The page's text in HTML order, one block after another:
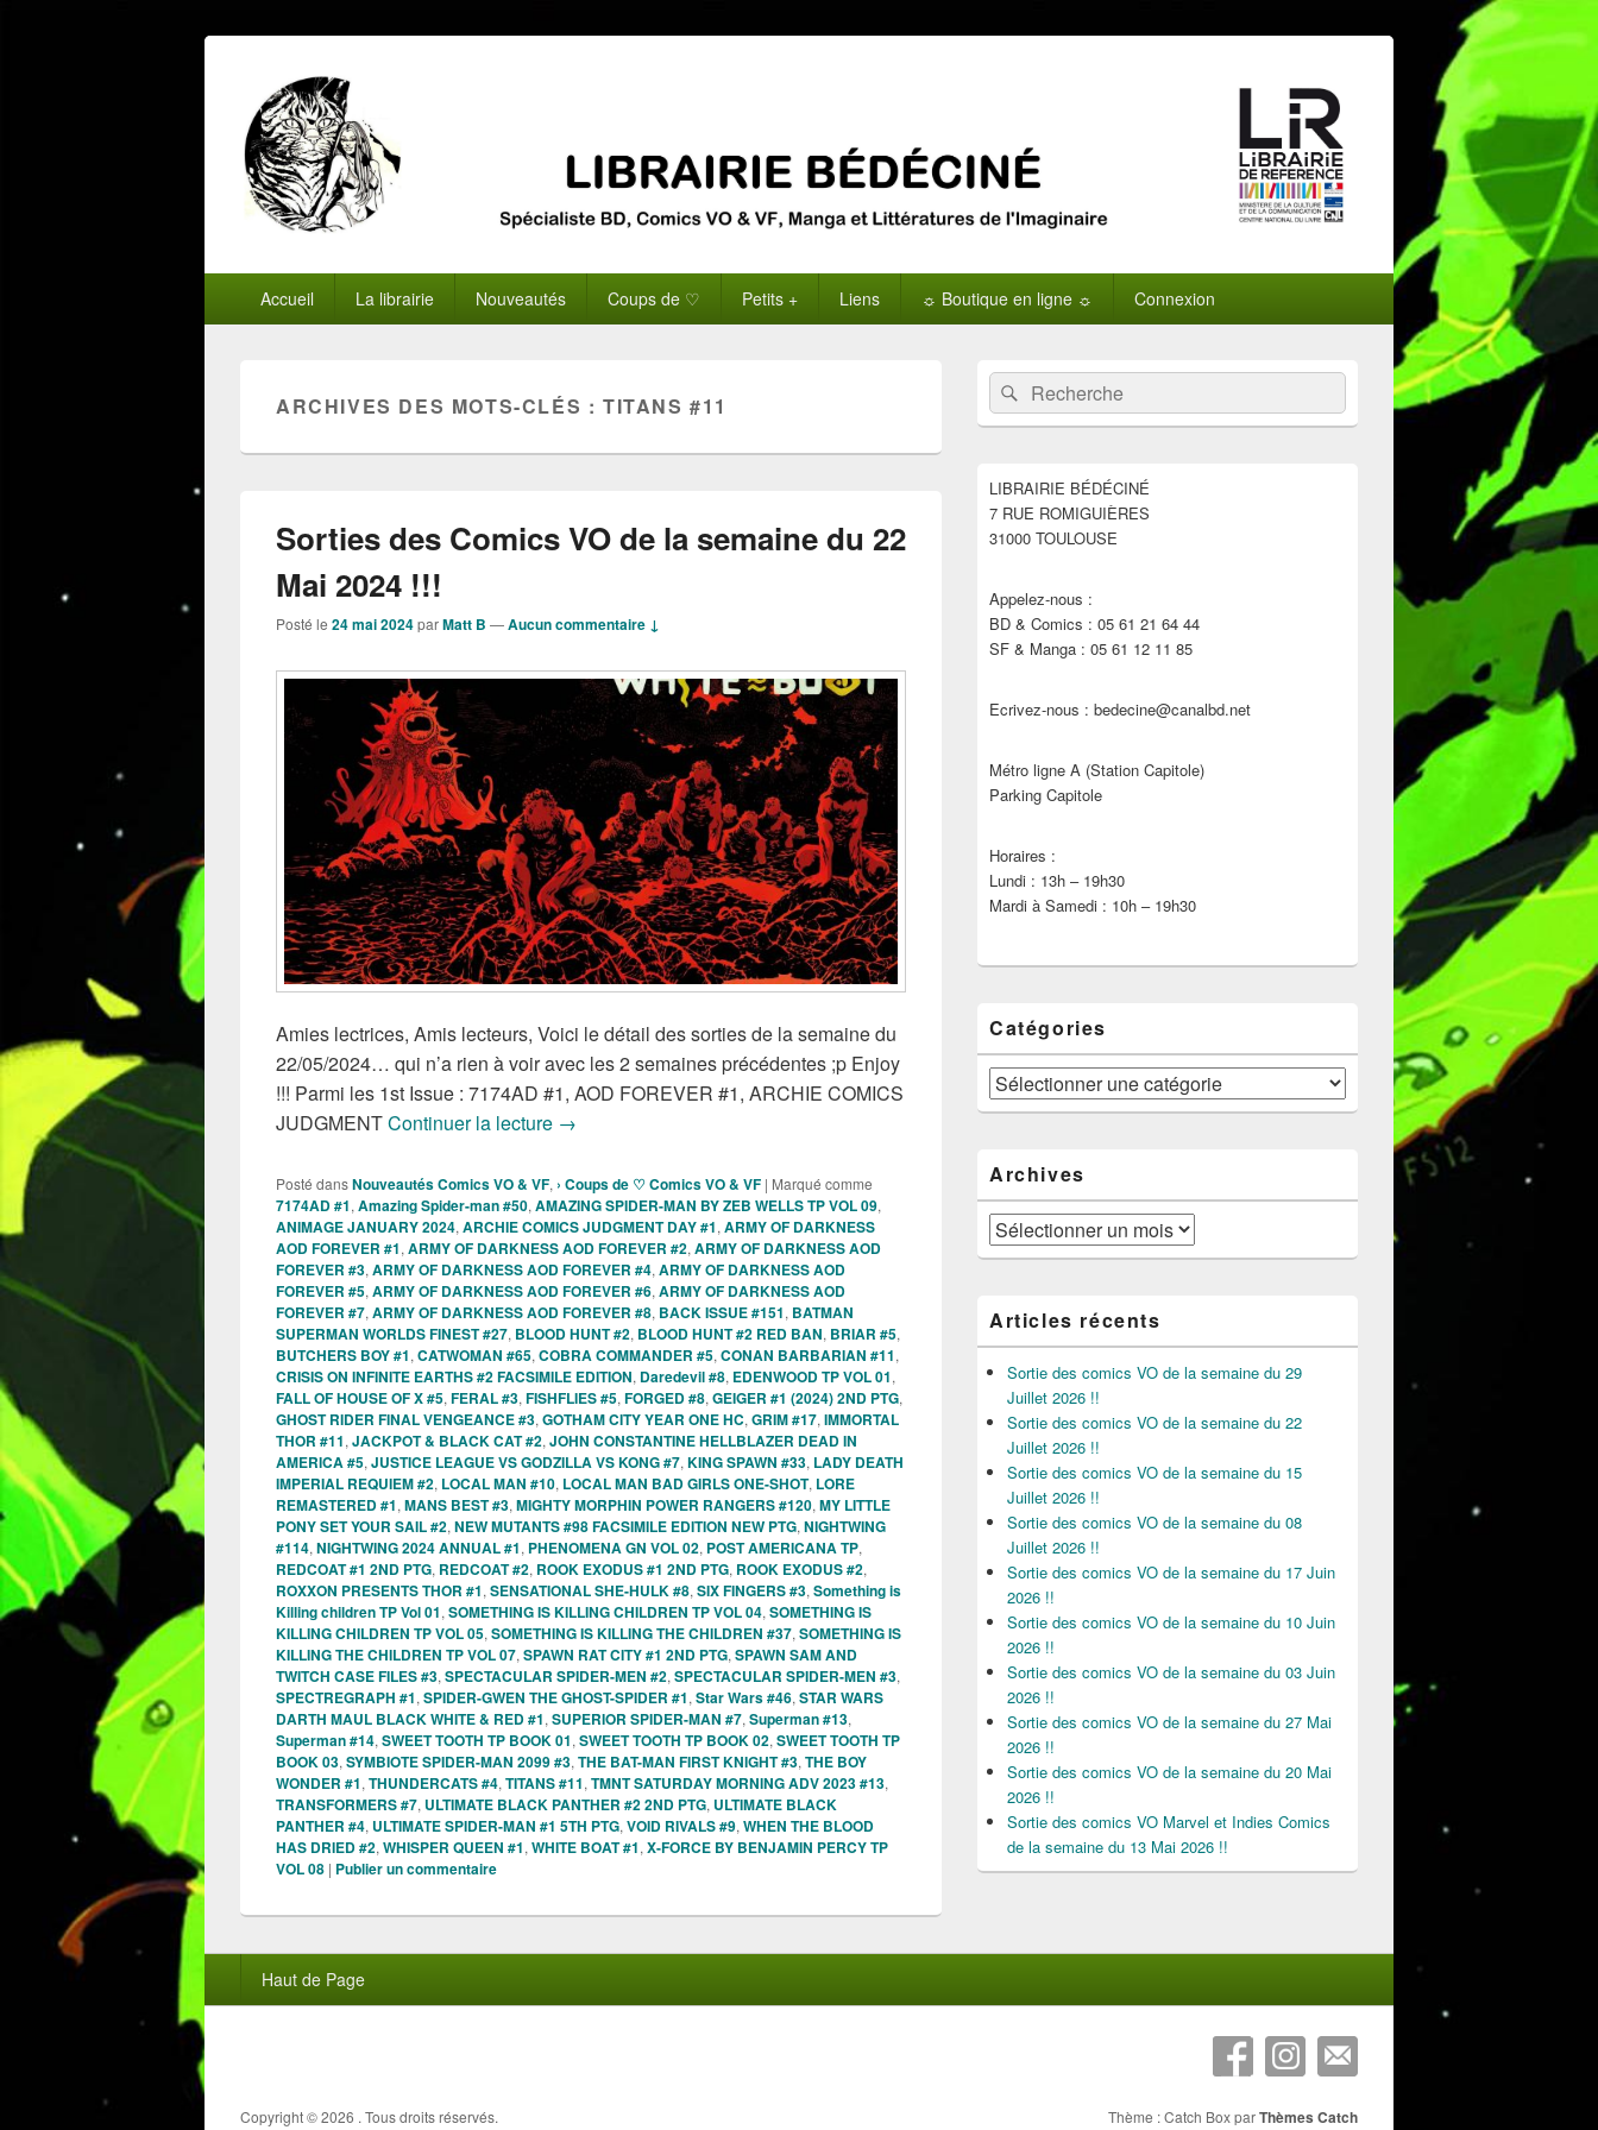
principalAccueil La librairie Nouveautés Coups de ♡ Petits + Liens ☼ Boutique en ligne ☼ Connexion
ARCHIVES DES MOTS-CLÉS :TITANS #11
Sorties des Comics VO de la semaine du 22
Mai 2024 !!!
Posté le 24 mai 2024parMatt B —Aucun commentaire ↓
Amies lectrices, Amis lecteurs, Voici le détail des sorties de la semaine du
22/05/2024… qui n’a rien à voir avec les 2 semaines précédentes ;p Enjoy
!!! Parmi les 1st Issue : 7174AD #1, AOD FOREVER #1, ARCHIE COMICS
JUDGMENTContinuer la lecture Sorties des Comics VO de la semaine du 22 Mai 2024 !!!
→
Posté dansNouveautés Comics VO & VF, › Coups de ♡ Comics VO & VF | Marqué comme
7174AD #1, Amazing Spider-man #50, AMAZING SPIDER-MAN BY ZEB WELLS TP VOL 09,
ANIMAGE JANUARY 2024, ARCHIE COMICS JUDGMENT DAY #1, ARMY OF DARKNESS
AOD FOREVER #1, ARMY OF DARKNESS AOD FOREVER #2, ARMY OF DARKNESS AOD
FOREVER #3, ARMY OF DARKNESS AOD FOREVER #4, ARMY OF DARKNESS AOD
FOREVER #5, ARMY OF DARKNESS AOD FOREVER #6, ARMY OF DARKNESS AOD
FOREVER #7, ARMY OF DARKNESS AOD FOREVER #8, BACK ISSUE #151, BATMAN
SUPERMAN WORLDS FINEST #27, BLOOD HUNT #2, BLOOD HUNT #2 RED BAN, BRIAR #5,
BUTCHERS BOY #1, CATWOMAN #65, COBRA COMMANDER #5, CONAN BARBARIAN #11,
CRISIS ON INFINITE EARTHS #2 FACSIMILE EDITION, Daredevil #8, EDENWOOD TP VOL 01,
FALL OF HOUSE OF X #5, FERAL #3, FISHFLIES #5, FORGED #8, GEIGER #1 (2024) 2ND PTG,
GHOST RIDER FINAL VENGEANCE #3, GOTHAM CITY YEAR ONE HC, GRIM #17, IMMORTAL
THOR #11, JACKPOT & BLACK CAT #2, JOHN CONSTANTINE HELLBLAZER DEAD IN
AMERICA #5, JUSTICE LEAGUE VS GODZILLA VS KONG #7, KING SPAWN #33, LADY DEATH
IMPERIAL REQUIEM #2, LOCAL MAN #10, LOCAL MAN BAD GIRLS ONE-SHOT, LORE
REMASTERED #1, MANS BEST #3, MIGHTY MORPHIN POWER RANGERS #120, MY LITTLE
PONY SET YOUR SAIL #2, NEW MUTANTS #98 FACSIMILE EDITION NEW PTG, NIGHTWING
#114, NIGHTWING 2024 ANNUAL #1, PHENOMENA GN VOL 02, POST AMERICANA TP,
REDCOAT #1 2ND PTG, REDCOAT #2, ROOK EXODUS #1 2ND PTG, ROOK EXODUS #2,
ROXXON PRESENTS THOR #1, SENSATIONAL SHE-HULK #8, SIX FINGERS #3, Something is
Killing children TP Vol 01, SOMETHING IS KILLING CHILDREN TP VOL 04, SOMETHING IS
KILLING CHILDREN TP VOL 05, SOMETHING IS KILLING THE CHILDREN #37, SOMETHING IS
KILLING THE CHILDREN TP VOL 07, SPAWN RAT CITY #1 2ND PTG, SPAWN SAM AND
TWITCH CASE FILES #3, SPECTACULAR SPIDER-MEN #2, SPECTACULAR SPIDER-MEN #3,
SPECTREGRAPH #1, SPIDER-GWEN THE GHOST-SPIDER #1, Star Wars #46, STAR WARS
DARTH MAUL BLACK WHITE & RED #1, SUPERIOR SPIDER-MAN #7, Superman #13,
Superman #14, SWEET TOOTH TP BOOK 01, SWEET TOOTH TP BOOK 02, SWEET TOOTH TP
BOOK 03, SYMBIOTE SPIDER-MAN 2099 #3, THE BAT-MAN FIRST KNIGHT #3, THE BOY
WONDER #1, THUNDERCATS #4, TITANS #11, TMNT SATURDAY MORNING ADV 2023 #13,
TRANSFORMERS #7, ULTIMATE BLACK PANTHER #2 2ND PTG, ULTIMATE BLACK
PANTHER #4, ULTIMATE SPIDER-MAN #1 5TH PTG, VOID RIVALS #9, WHEN THE BLOOD
HAS DRIED #2, WHISPER QUEEN #1, WHITE BOAT #1, X-FORCE BY BENJAMIN PERCY TP
VOL 08 | Publier un commentaire
Zone
principale
de
widget
barre
latérale
Recherche :Rechercher
LIBRAIRIE BÉDÉCINÉ
7 RUE ROMIGUIÈRES
31000 TOULOUSE
Appelez-nous :
BD & Comics : 05 61 21 64 44
SF & Manga : 05 61 12 11 85
Ecrivez-nous : bedecine@canalbd.net
Métro ligne A (Station Capitole)
Parking Capitole
Horaires :
Lundi : 13h – 19h30
Mardi à Samedi : 10h – 19h30
Catégories
Catégories
Archives
Archives
Articles récents
Sortie des comics VO de la semaine du 29
Juillet 2026 !!
Sortie des comics VO de la semaine du 22
Juillet 2026 !!
Sortie des comics VO de la semaine du 15
Juillet 2026 !!
Sortie des comics VO de la semaine du 08
Juillet 2026 !!
Sortie des comics VO de la semaine du 17 Juin
2026 !!
Sortie des comics VO de la semaine du 10 Juin
2026 !!
Sortie des comics VO de la semaine du 03 Juin
2026 !!
Sortie des comics VO de la semaine du 27 Mai
2026 !!
Sortie des comics VO de la semaine du 20 Mai
2026 !!
Sortie des comics VO Marvel et Indies Comics
de la semaine du 13 Mai 2026 !!
de
page
Haut de Page
Copyright © 2026 . Tous droits réservés. Thème : Catch Box parThèmes Catch